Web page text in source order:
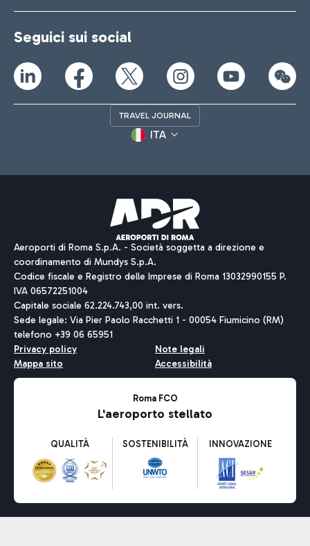
Seguici sui social
TRAVEL JOURNAL
ITA
Aeroporti di Roma S.p.A. - Società soggetta a direzione e
coordinamento di Mundys S.p.A.
Codice fiscale e Registro delle Imprese di Roma 13032990155 P.
IVA 06572251004
Capitale sociale 62.224.743,00 int. vers.
Sede legale: Via Pier Paolo Racchetti 1 - 00054 Fiumicino (RM)
telefono +39 06 65951
Privacy policy
Note legali
Mappa sito
Accessibilità
Roma FCO
L'aeroporto stellato
QUALITÀ SOSTENIBILITÀ INNOVAZIONE